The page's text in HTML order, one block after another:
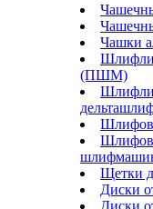
Чашки
(ПШМ)
Щетки
Диски
Диски